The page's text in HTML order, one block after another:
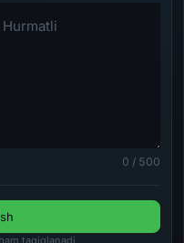
0 / 500
taqiqlanadi